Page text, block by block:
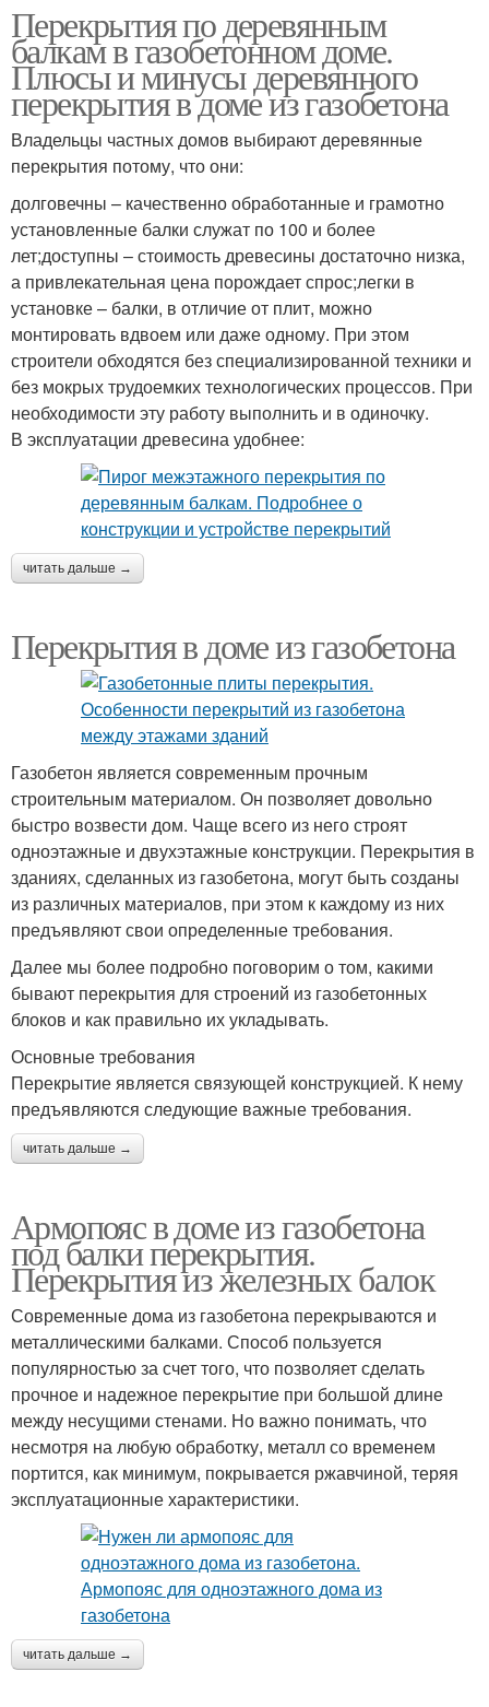
Перекрытия по деревянным
балкам в газобетонном доме.
Плюсы и минусы деревянного
перекрытия в доме из газобетона
Владельцы частных домов выбирают деревянные
перекрытия потому, что они:
долговечны – качественно обработанные и грамотно
установленные балки служат по 100 и более
лет;доступны – стоимость древесины достаточно низка,
а привлекательная цена порождает спрос;легки в
установке – балки, в отличие от плит, можно
монтировать вдвоем или даже одному. При этом
строители обходятся без специализированной техники и
без мокрых трудоемких технологических процессов. При
необходимости эту работу выполнить и в одиночку.
В эксплуатации древесина удобнее:
читать дальше →
Перекрытия в доме из газобетона
Газобетон является современным прочным
строительным материалом. Он позволяет довольно
быстро возвести дом. Чаще всего из него строят
одноэтажные и двухэтажные конструкции. Перекрытия в
зданиях, сделанных из газобетона, могут быть созданы
из различных материалов, при этом к каждому из них
предъявляют свои определенные требования.
Далее мы более подробно поговорим о том, какими
бывают перекрытия для строений из газобетонных
блоков и как правильно их укладывать.
Основные требования
Перекрытие является связующей конструкцией. К нему
предъявляются следующие важные требования.
читать дальше →
Армопояс в доме из газобетона
под балки перекрытия.
Перекрытия из железных балок
Современные дома из газобетона перекрываются и
металлическими балками. Способ пользуется
популярностью за счет того, что позволяет сделать
прочное и надежное перекрытие при большой длине
между несущими стенами. Но важно понимать, что
несмотря на любую обработку, металл со временем
портится, как минимум, покрывается ржавчиной, теряя
эксплуатационные характеристики.
читать дальше →